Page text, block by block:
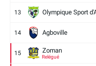
13 Olympique Sport
14 Agboville
15 Zoman
Relégué